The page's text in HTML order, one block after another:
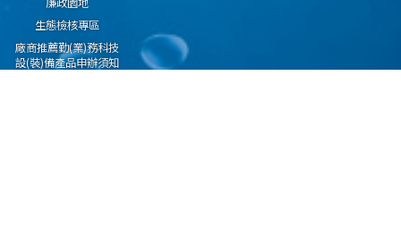
生態檢核專區
廠商推薦勤(業)務科技
設(裝)備產品申辦須知